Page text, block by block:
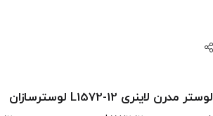
لوستر مدرن لاینری L1572-12 لوسترسازان